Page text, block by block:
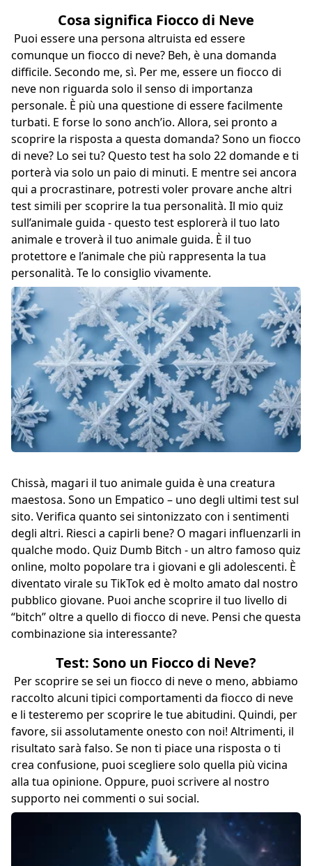
Cosa significa Fiocco di Neve
Puoi essere una persona altruista ed essere
comunque un fiocco di neve? Beh, è una domanda
difficile. Secondo me, sì. Per me, essere un fiocco di
neve non riguarda solo il senso di importanza
personale. È più una questione di essere facilmente
turbati. E forse lo sono anch’io. Allora, sei pronto a
scoprire la risposta a questa domanda? Sono un fiocco
di neve? Lo sei tu? Questo test ha solo 22 domande e ti
porterà via solo un paio di minuti. E mentre sei ancora
qui a procrastinare, potresti voler provare anche altri
test simili per scoprire la tua personalità. Il mio quiz
sull’animale guida - questo test esplorerà il tuo lato
animale e troverà il tuo animale guida. È il tuo
protettore e l’animale che più rappresenta la tua
personalità. Te lo consiglio vivamente.
Chissà, magari il tuo animale guida è una creatura
maestosa. Sono un Empatico – uno degli ultimi test sul
sito. Verifica quanto sei sintonizzato con i sentimenti
degli altri. Riesci a capirli bene? O magari influenzarli in
qualche modo. Quiz Dumb Bitch - un altro famoso quiz
online, molto popolare tra i giovani e gli adolescenti. È
diventato virale su TikTok ed è molto amato dal nostro
pubblico giovane. Puoi anche scoprire il tuo livello di
“bitch” oltre a quello di fiocco di neve. Pensi che questa
combinazione sia interessante?
Test: Sono un Fiocco di Neve?
Per scoprire se sei un fiocco di neve o meno, abbiamo
raccolto alcuni tipici comportamenti da fiocco di neve
e li testeremo per scoprire le tue abitudini. Quindi, per
favore, sii assolutamente onesto con noi! Altrimenti, il
risultato sarà falso. Se non ti piace una risposta o ti
crea confusione, puoi scegliere solo quella più vicina
alla tua opinione. Oppure, puoi scrivere al nostro
supporto nei commenti o sui social.